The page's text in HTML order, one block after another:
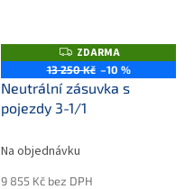
Z
D
A
R
M
A
ZDARMA
13 250 Kč –10 %
Neutrální zásuvka s
pojezdy 3-1/1
Na objednávku
9 855 Kč bez DPH